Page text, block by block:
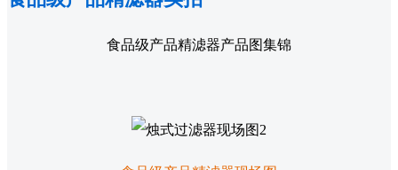
食品级产品精滤器产品图集锦